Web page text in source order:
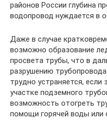
районов России глубина
водопровод нуждается в
Даже в случае
возможно образование
просвета трубы, что в
разрушению
трудно устраняется,
участке подземного
возможность отогреть
помощи горячей воды или